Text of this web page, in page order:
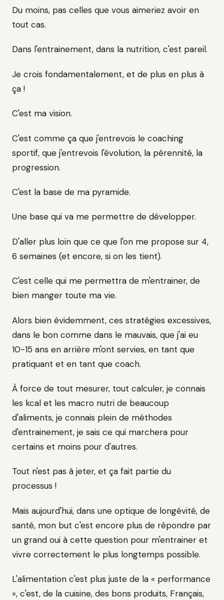
Du moins, pas celles que vous aimeriez avoir en
tout cas.
Dans l'entrainement, dans la nutrition, c'est pareil.
Je crois fondamentalement, et de plus en plus à
ça !
C'est ma vision.
C'est comme ça que j'entrevois le coaching
sportif, que j'entrevois l'évolution, la pérennité, la
progression.
C'est la base de ma pyramide.
Une base qui va me permettre de développer.
D'aller plus loin que ce que l'on me propose sur 4,
6 semaines (et encore, si on les tient).
C'est celle qui me permettra de m'entrainer, de
bien manger toute ma vie.
Alors bien évidemment, ces stratégies excessives,
dans le bon comme dans le mauvais, que j'ai eu
10-15 ans en arrière m'ont servies, en tant que
pratiquant et en tant que coach.
À force de tout mesurer, tout calculer, je connais
les kcal et les macro nutri de beaucoup
d'aliments, je connais plein de méthodes
d'entrainement, je sais ce qui marchera pour
certains et moins pour d'autres.
Tout n'est pas à jeter, et ça fait partie du
processus !
Mais aujourd'hui, dans une optique de longévité, de
santé, mon but c'est encore plus de répondre par
un grand oui à cette question pour m'entrainer et
vivre correctement le plus longtemps possible.
L'alimentation c'est plus juste de la « performance
», c'est, de la cuisine, des bons produits, Français,